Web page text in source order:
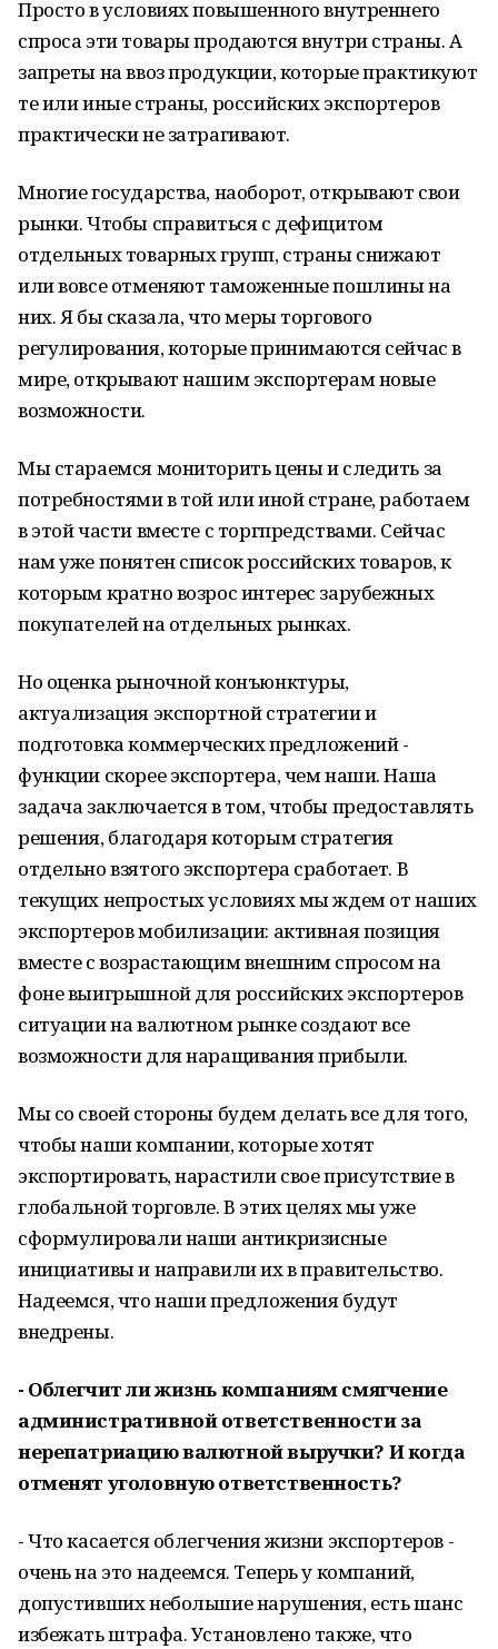
Просто в условиях повышенного внутреннего
спроса эти товары продаются внутри страны. А
запреты на ввоз продукции, которые практикуют
те или иные страны, российских экспортеров
практически не затрагивают.
Многие государства, наоборот, открывают свои
рынки. Чтобы справиться с дефицитом
отдельных товарных групп, страны снижают
или вовсе отменяют таможенные пошлины на
них. Я бы сказала, что меры торгового
регулирования, которые принимаются сейчас в
мире, открывают нашим экспортерам новые
возможности.
Мы стараемся мониторить цены и следить за
потребностями в той или иной стране, работаем
в этой части вместе с торгпредствами. Сейчас
нам уже понятен список российских товаров, к
которым кратно возрос интерес зарубежных
покупателей на отдельных рынках.
Но оценка рыночной конъюнктуры,
актуализация экспортной стратегии и
подготовка коммерческих предложений -
функции скорее экспортера, чем наши. Наша
задача заключается в том, чтобы предоставлять
решения, благодаря которым стратегия
отдельно взятого экспортера сработает. В
текущих непростых условиях мы ждем от наших
экспортеров мобилизации: активная позиция
вместе с возрастающим внешним спросом на
фоне выигрышной для российских экспортеров
ситуации на валютном рынке создают все
возможности для наращивания прибыли.
Мы со своей стороны будем делать все для того,
чтобы наши компании, которые хотят
экспортировать, нарастили свое присутствие в
глобальной торговле. В этих целях мы уже
сформулировали наши антикризисные
инициативы и направили их в правительство.
Надеемся, что наши предложения будут
внедрены.
- Облегчит ли жизнь компаниям смягчение
административной ответственности за
нерепатриацию валютной выручки? Икогда
отменят уголовную ответственность?
- Что касается облегчения жизни экспортеров -
очень на это надеемся. Теперь у компаний,
допустивших небольшие нарушения, есть шанс
избежать штрафа. Установлено также, что